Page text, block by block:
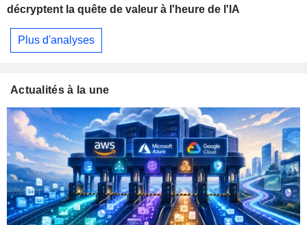
décryptent la quête de valeur à l'heure de l'IA
Plus d'analyses
Actualités à la une